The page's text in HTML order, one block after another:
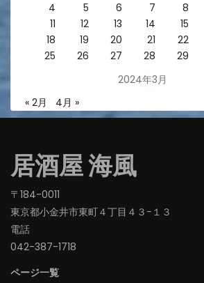
2024年3月
4
5 6 7 8
11
12 13 14 15
18
19 20 21 22
25
26 27 28 29
« 2月 4月 »
居酒屋 海風
〒184-0011
東京都小金井市東町４丁目４３−１３
電話
042-387-1718‬
ページ一覧